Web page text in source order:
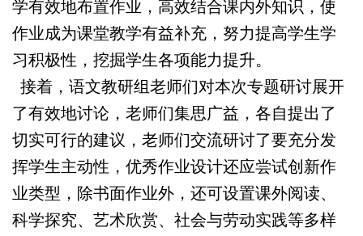
学有效地布置作业，高效结合课内外知识，使
作业成为课堂教学有益补充，努力提高学生学
习积极性，挖掘学生各项能力提升。
接着，语文教研组老师们对本次专题研讨展开
了有效地讨论，老师们集思广益，各自提出了
切实可行的建议，老师们交流研讨了要充分发
挥学生主动性，优秀作业设计还应尝试创新作
业类型，除书面作业外，还可设置课外阅读、
科学探究、艺术欣赏、社会与劳动实践等多样